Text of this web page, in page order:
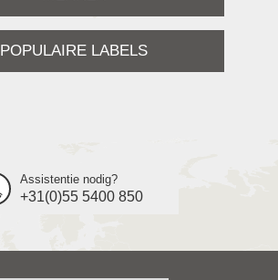
POPULAIRE LABELS
Assistentie nodig?
+31(0)55 5400 850